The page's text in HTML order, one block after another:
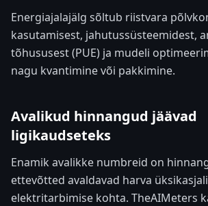
Energiajalajälg sõltub riistvara
kasutamisest, jahutussüsteemidest,
tõhususest (PUE) ja mudeli
nagu kvantimine või pakkimine.
Avalikud hinnangud jäävad
ligikaudseteks
Enamik avalikke numbreid on
ettevõtted avaldavad harva
elektritarbimise kohta. TheAIMeters